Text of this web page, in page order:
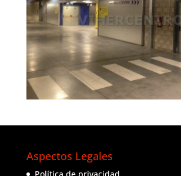
Aspectos Legales